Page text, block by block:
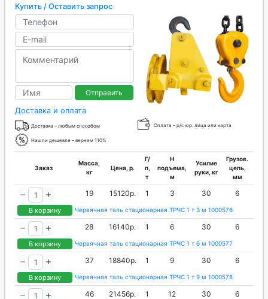
Купить / Оставить запрос
Отправить
Доставка и оплата
Доставка – любым способом Оплата – р/с юр. лица или карта
Нашли дешевле – вернем 110%
Заказ
Масса,
кг
Цена, р.
Г/
п,
т
H
подъема,
м
Усилие
руки, кг
Грузов.
цепь,
мм
В корзину
19 15120р. 1 3 30 6
Червячная таль стационарная ТРЧС 1 т 3 м 1000576
В корзину
28 16140р. 1 6 30 6
Червячная таль стационарная ТРЧС 1 т 6 м 1000577
В корзину
37 18840р. 1 9 30 6
Червячная таль стационарная ТРЧС 1 т 9 м 1000578
46 21456р. 1 12 30 6